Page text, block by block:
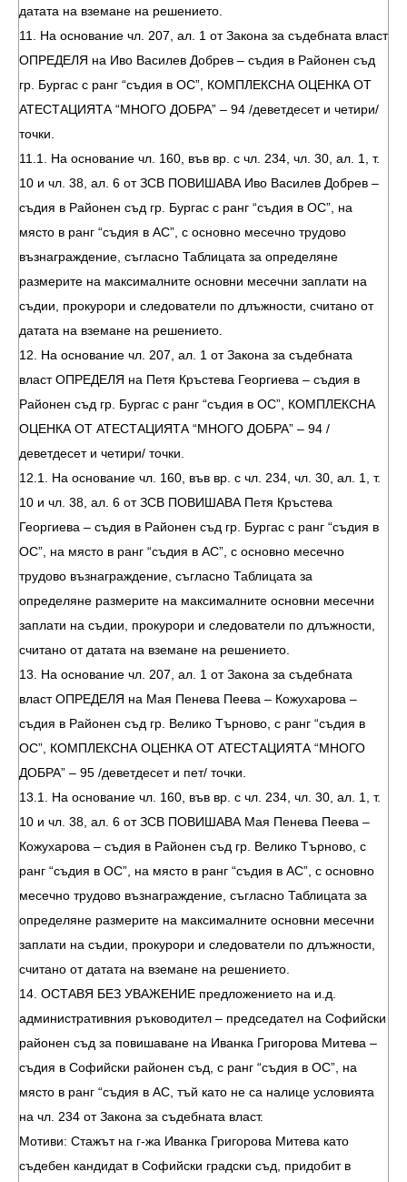
датата на вземане на решението.
11. На основание чл. 207, ал. 1 от Закона за съдебната власт
ОПРЕДЕЛЯ на Иво Василев Добрев – съдия в Районен съд
гр. Бургас с ранг “съдия в ОС”, КОМПЛЕКСНА ОЦЕНКА ОТ
АТЕСТАЦИЯТА “МНОГО ДОБРА” – 94 /деветдесет и четири/
точки.
11.1. На основание чл. 160, във вр. с чл. 234, чл. 30, ал. 1, т.
10 и чл. 38, ал. 6 от ЗСВ ПОВИШАВА Иво Василев Добрев –
съдия в Районен съд гр. Бургас с ранг “съдия в ОС”, на
място в ранг “съдия в АС”, с основно месечно трудово
възнаграждение, съгласно Таблицата за определяне
размерите на максималните основни месечни заплати на
съдии, прокурори и следователи по длъжности, считано от
датата на вземане на решението.
12. На основание чл. 207, ал. 1 от Закона за съдебната
власт ОПРЕДЕЛЯ на Петя Кръстева Георгиева – съдия в
Районен съд гр. Бургас с ранг “съдия в ОС”, КОМПЛЕКСНА
ОЦЕНКА ОТ АТЕСТАЦИЯТА “МНОГО ДОБРА” – 94 /
деветдесет и четири/ точки.
12.1. На основание чл. 160, във вр. с чл. 234, чл. 30, ал. 1, т.
10 и чл. 38, ал. 6 от ЗСВ ПОВИШАВА Петя Кръстева
Георгиева – съдия в Районен съд гр. Бургас с ранг “съдия в
ОС”, на място в ранг “съдия в АС”, с основно месечно
трудово възнаграждение, съгласно Таблицата за
определяне размерите на максималните основни месечни
заплати на съдии, прокурори и следователи по длъжности,
считано от датата на вземане на решението.
13. На основание чл. 207, ал. 1 от Закона за съдебната
власт ОПРЕДЕЛЯ на Мая Пенева Пеева – Кожухарова –
съдия в Районен съд гр. Велико Търново, с ранг “съдия в
ОС”, КОМПЛЕКСНА ОЦЕНКА ОТ АТЕСТАЦИЯТА “МНОГО
ДОБРА” – 95 /деветдесет и пет/ точки.
13.1. На основание чл. 160, във вр. с чл. 234, чл. 30, ал. 1, т.
10 и чл. 38, ал. 6 от ЗСВ ПОВИШАВА Мая Пенева Пеева –
Кожухарова – съдия в Районен съд гр. Велико Търново, с
ранг “съдия в ОС”, на място в ранг “съдия в АС”, с основно
месечно трудово възнаграждение, съгласно Таблицата за
определяне размерите на максималните основни месечни
заплати на съдии, прокурори и следователи по длъжности,
считано от датата на вземане на решението.
14. ОСТАВЯ БЕЗ УВАЖЕНИЕ предложението на и.д.
административния ръководител – председател на Софийски
районен съд за повишаване на Иванка Григорова Митева –
съдия в Софийски районен съд, с ранг “съдия в ОС”, на
място в ранг “съдия в АС, тъй като не са налице условията
на чл. 234 от Закона за съдебната власт.
Мотиви: Стажът на г-жа Иванка Григорова Митева като
съдебен кандидат в Софийски градски съд, придобит в